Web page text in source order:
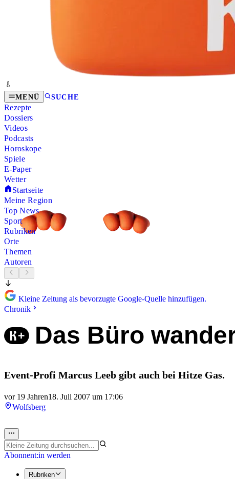
MENÜ SUCHE
Rezepte
Dossiers
Videos
Podcasts
Horoskope
Spiele
E-Paper
Wetter
Startseite
Meine Region
Top News
Sport
Rubriken
Orte
Themen
Autoren
Kleine Zeitung als bevorzugte Google-Quelle hinzufügen.
Chronik
Das Büro
Event-Profi Marcus Leeb gibt auch bei Hitze Gas.
vor 19 Jahren18. Juli 2007 um 17:06
Wolfsberg
Abonnent:in werden
Rubriken